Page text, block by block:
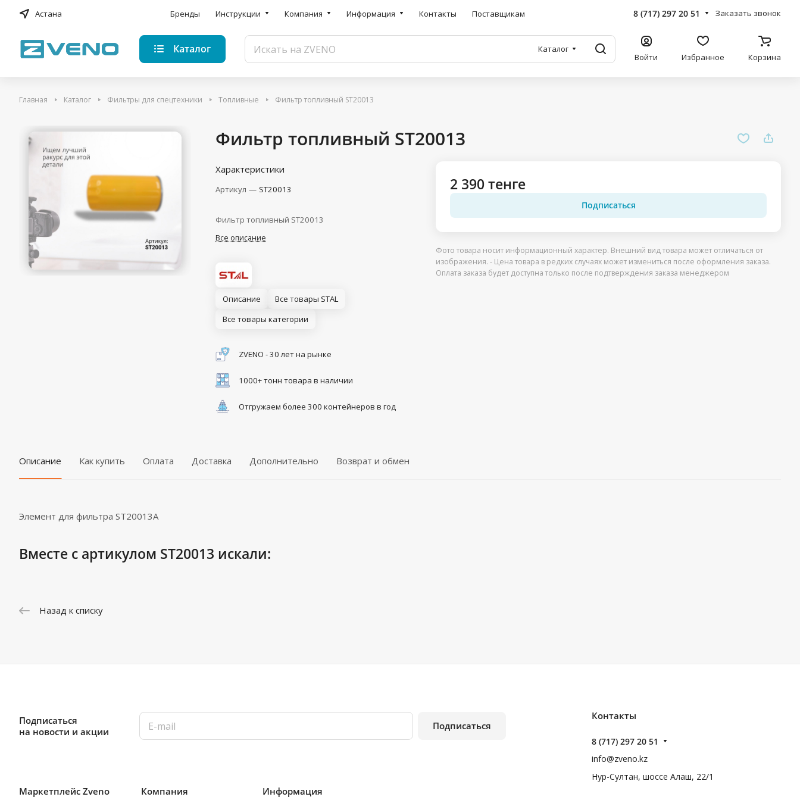
Астана Бренды Инструкции Компания Информация Контакты Поставщикам 8 (717) 297 20 51 Заказать звонок
Каталог Каталог
Войти Избранное Корзина
Главная Каталог Фильтры для спецтехники Топливные Фильтр топливный ST20013
Фильтр топливный ST20013
Характеристики
Артикул — ST20013
Фильтр топливный ST20013
Все описание
Описание
Все товары STAL
Все товары категории
ZVENO - 30 лет на рынке
1000+ тонн товара в наличии
Отгружаем более 300 контейнеров в год
2 390 тенге
Подписаться
Фото товара носит информационный характер. Внешний вид товара может отличаться от
изображения. - Цена товара в редких случаях может измениться после оформления заказа.
Оплата заказа будет доступна только после подтверждения заказа менеджером
Описание Как купить Оплата Доставка Дополнительно Возврат и обмен
Элемент для фильтра ST20013A
Вместе с артикулом ST20013 искали:
Назад к списку
Подписаться
на новости и акции
Подписаться
Маркетплейс Zveno Компания Информация
Контакты
8 (717) 297 20 51
info@zveno.kz
Нур-Султан, шоссе Алаш, 22/1